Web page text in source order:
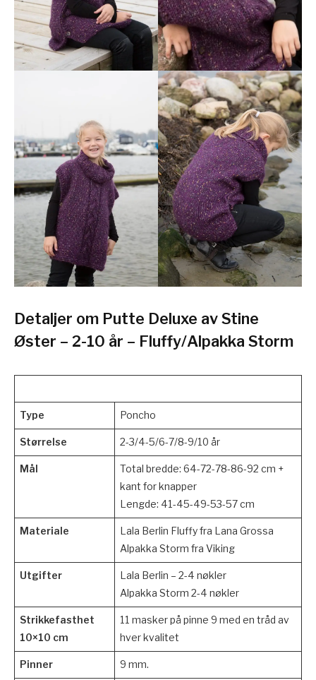
Detaljer om Putte Deluxe av Stine
Øster – 2-10 år – Fluffy/Alpakka Storm
Type Poncho
Størrelse 2-3/4-5/6-7/8-9/10 år
Mål
Total bredde: 64-72-78-86-92 cm +
kant for knapper
Lengde: 41-45-49-53-57 cm
Materiale
Lala Berlin Fluffy fra Lana Grossa
Alpakka Storm fra Viking
Utgifter
Lala Berlin – 2-4 nøkler
Alpakka Storm 2-4 nøkler
Strikkefasthet
10×10 cm
11 masker på pinne 9 med en tråd av
hver kvalitet
Pinner 9 mm.